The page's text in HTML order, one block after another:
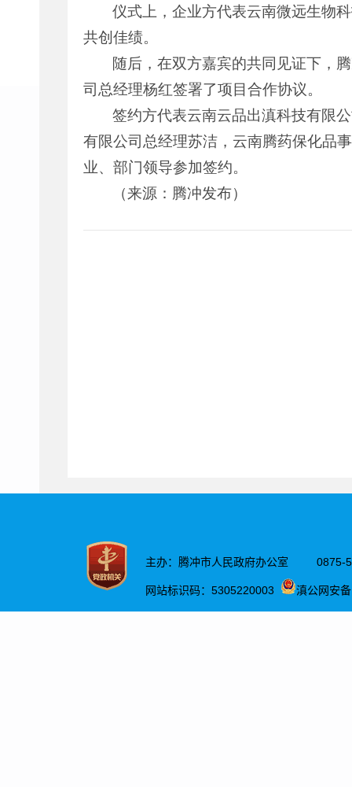
仪式上，企业方代表云南微远生物
共创佳绩。
随后，在双方嘉宾的共同见证下，
司总经理杨红签署了项目合作协议。
签约方代表云南云品出滇科技有限
有限公司总经理苏洁，云南腾药保化品
业、部门领导参加签约。
（来源：腾冲发布）